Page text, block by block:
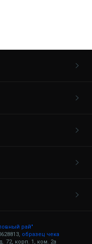
рай"
образец чека
72, корп. 1, ком. 2а